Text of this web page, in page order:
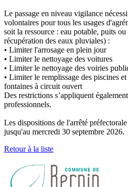
Le passage en niveau vigilance
volontaires pour tous les usages
soit la ressource : eau potable, puits
récupération des eaux pluviales) :
• Limiter l'arrosage en plein jour
• Limiter le nettoyage des voitures
• Limiter le nettoyage des voiries
• Limiter le remplissage des piscines
fontaines à circuit ouvert
Des restrictions s’appliquent
professionnels.
Les dispositions de l'arrêté
jusqu'au mercredi 30 septembre 2026.
Retour à la liste